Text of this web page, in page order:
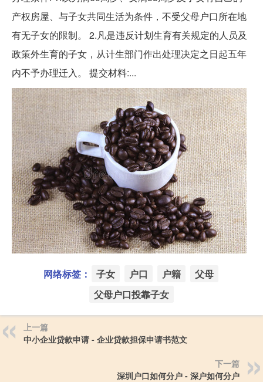
产权房屋、与子女共同生活为条件，不受父母户口所在地
有无子女的限制。 2.凡是违反计划生育有关规定的人员及
政策外生育的子女，从计生部门作出处理决定之日起五年
内不予办理迁入。 提交材料:...
网络标签： 子女 户口 户籍
父母
父母户口投靠子女
上一篇
中小企业贷款申请 - 企业贷款担保申请书范文
下一篇
深圳户口如何分户 - 深户如何分户